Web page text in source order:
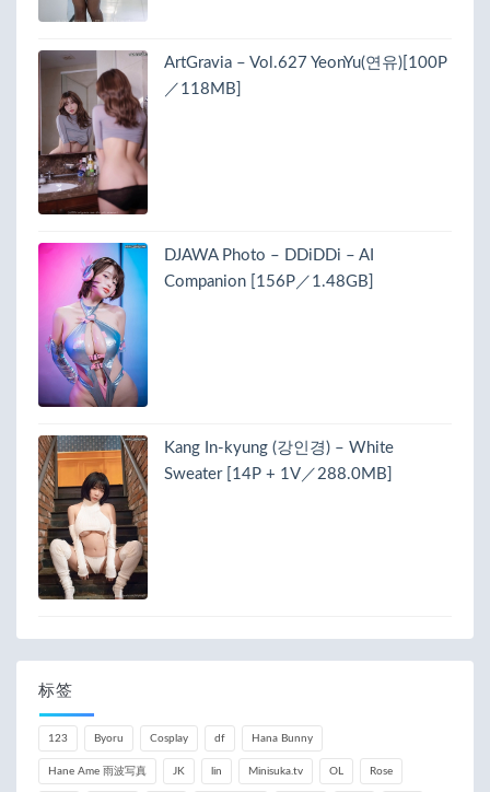
ArtGravia – Vol.627 YeonYu(연유)[100P
／118MB]
DJAWA Photo – DDiDDi – AI
Companion [156P／1.48GB]
Kang In-kyung (강인경) – White
Sweater [14P + 1V／288.0MB]
标签
123 Byoru Cosplay df Hana Bunny
Hane Ame 雨波写真 JK lin Minisuka.tv OL Rose